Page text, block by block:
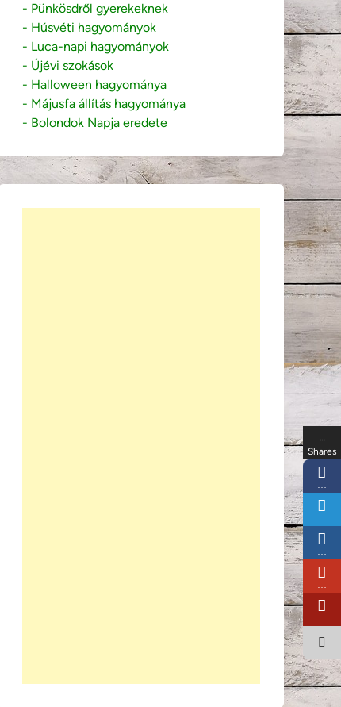
- Pünkösdről gyerekeknek
- Húsvéti hagyományok
- Luca-napi hagyományok
- Újévi szokások
- Halloween hagyománya
- Májusfa állítás hagyománya
- Bolondok Napja eredete
…
Shares
…
…
…
…
…